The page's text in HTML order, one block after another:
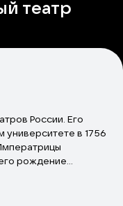
театр
России. Его
университете в 1756
рождение
«Повелели мы
комедий и